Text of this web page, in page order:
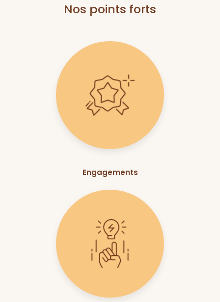
Nos points forts
Engagements